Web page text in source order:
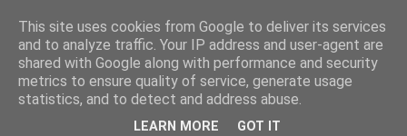
This site uses cookies from Google to deliver its services
and to analyze traffic. Your IP address and user-agent are
shared with Google along with performance and security
metrics to ensure quality of service, generate usage
statistics, and to detect and address abuse.
LEARN MORE GOT IT